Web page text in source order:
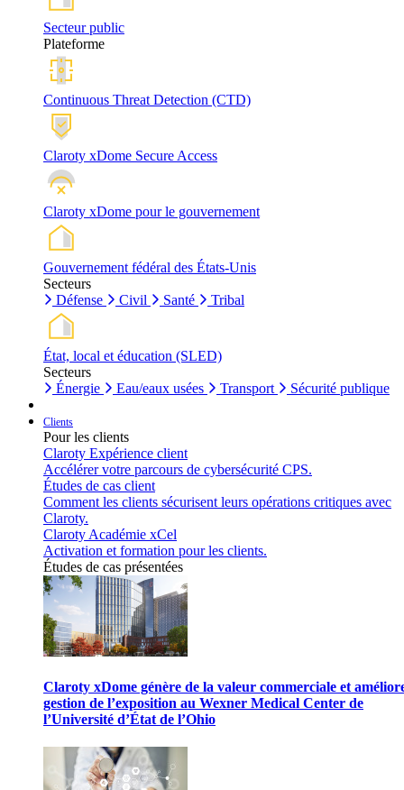
Secteur public
Plateforme
Continuous Threat Detection (CTD)
Claroty xDome Secure Access
Claroty xDome pour le gouvernement
Gouvernement fédéral des États-Unis
Secteurs
Défense
Civil Santé Tribal
État, local et éducation (SLED)
Secteurs
Énergie
Eau/eaux usées Transport Sécurité publique
Clients
Pour les clients
Claroty Expérience client
Accélérer votre parcours de cybersécurité CPS.
Études de cas client
Comment les clients sécurisent leurs opérations critiques avec
Claroty.
Claroty Académie xCel
Activation et formation pour les clients.
Études de cas présentées
Claroty xDome génère de la valeur commerciale et
gestion de l’exposition au Wexner Medical Center de
l’Université d’État de l’Ohio